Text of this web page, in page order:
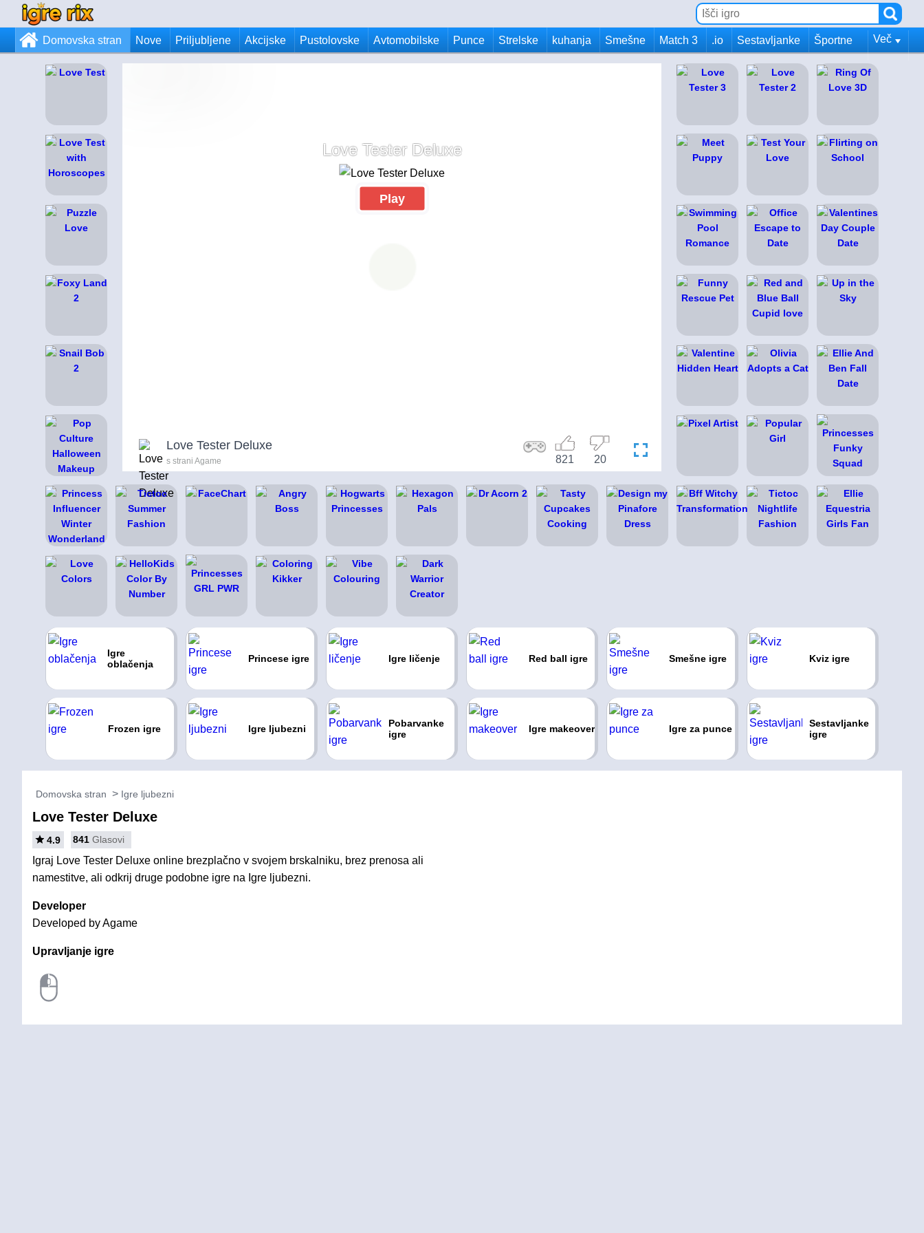
Domovska stran Nove Priljubljene Akcijske Pustolovske Avtomobilske Punce Strelske kuhanja Smešne Match 3 .io Sestavljanke Športne Več
Love Tester Deluxe
Play
Love Tester Deluxe
s strani Agame 20
821
Igre
oblačenja
Princese igre Igre ličenje Red ball igre Smešne igre Kviz igre
Frozen igre Igre ljubezni
Pobarvanke
igre
Igre makeover Igre za punce
Sestavljanke
igre
Domovska stran Igre ljubezni
Love Tester Deluxe
4.9 841 Glasovi
Igraj Love Tester Deluxe online brezplačno v svojem brskalniku, brez prenosa ali
namestitve, ali odkrij druge podobne igre na Igre ljubezni.
Developer
Developed by Agame
Upravljanje igre